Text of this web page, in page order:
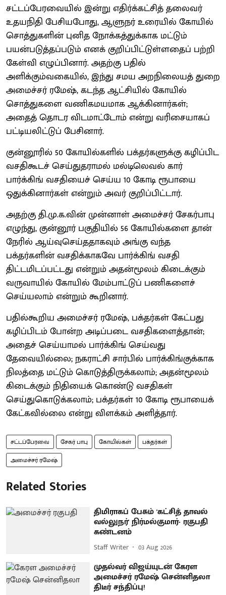
சட்டப்பேரவையில் இன்று எதிர்க்கட்சித் தலைவர்
உதயநிதி பேசியபோது, ஆளுநர் உரையில் கோயில்
சொத்துகளின் புனித நோக்கத்துக்காக மட்டும்
பயன்படுத்தப்படும் எனக் குறிப்பிட்டுள்ளதைப் பற்றி
கேள்வி எழுப்பினார். அதற்கு பதில்
அளிக்கும்வகையில், இந்து சமய அறநிலையத் துறை
அமைச்சர் ரமேஷ், கடந்த ஆட்சியில் கோயில்
சொத்துகளை வணிகமயமாக ஆக்கினார்கள்;
அதைத் தொடர விடமாட்டோம் என்று வரிசையாகப்
பட்டியலிட்டுப் பேசினார்.
குன்னூரில் 50 கோயில்களில் பக்தர்களுக்கு கழிப்பிட
வசதிகூடச் செய்துதராமல் மல்டிலெவல் கார்
பார்க்கிங் வசதியைச் செய்ய 10 கோடி ரூபாயை
ஒதுக்கினார்கள் என்றும் அவர் குறிப்பிட்டார்.
அதற்கு தி.மு.க.வின் முன்னாள் அமைச்சர் சேகர்பாபு
எழுந்து, குன்னூர் பகுதியில் 56 கோயில்களை தான்
நேரில் ஆய்வுசெய்ததாகவும் அங்கு வந்த
பக்தர்களின் வசதிக்காகவே பார்க்கிங் வசதி
திட்டமிடப்பட்டது என்றும் அதன்மூலம் கிடைக்கும்
வருவாயில் கோயில் மேம்பாட்டுப் பணிகளைச்
செய்யலாம் என்றும் கூறினார்.
பதில்கூறிய அமைச்சர் ரமேஷ், பக்தர்கள் கேட்பது
கழிப்பிடம் போன்ற அடிப்படை வசதிகளைத்தான்;
அதைச் செய்யாமல் பார்க்கிங் செய்வது
தேவையில்லை; நகராட்சி சார்பில் பார்க்கிங்குக்காக
நிலத்தை மட்டும் கொடுத்திருக்கலாம்; அதன்மூலம்
கிடைக்கும் நிதியைக் கொண்டு வசதிகள்
செய்துகொடுக்கலாம்; பக்தர்கள் 10 கோடி ரூபாயைக்
கேட்கவில்லை என்று விளக்கம் அளித்தார்.
சட்டப்பேரவை சேகர் பாபு கோயில்கள்
பக்தர்கள்
அமைச்சர் ரமேஷ்
Related Stories
திமிராகப் பேசும் 'கட்சித் தாவல்
வல்லுநர்' நிர்மல்குமார்- ரகுபதி
கண்டனம்
Staff Writer 03 Aug 2026
முதல்வர் விஜய்யுடன் கேரள
அமைச்சர் ரமேஷ் சென்னிதலா
திடீர் சந்திப்பு!